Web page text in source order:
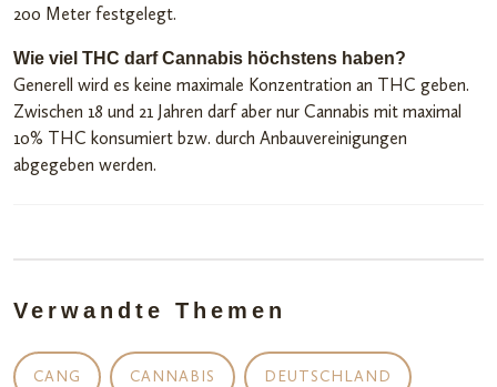
200 Meter festgelegt.
Wie viel THC darf Cannabis höchstens haben?
Generell wird es keine maximale Konzentration an THC geben.
Zwischen 18 und 21 Jahren darf aber nur Cannabis mit maximal
10% THC konsumiert bzw. durch Anbauvereinigungen
abgegeben werden.
Verwandte Themen
CANG CANNABIS DEUTSCHLAND